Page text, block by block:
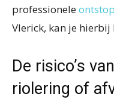
professionele
Vlerick, kan je hierbij
De risico’s
riolering of